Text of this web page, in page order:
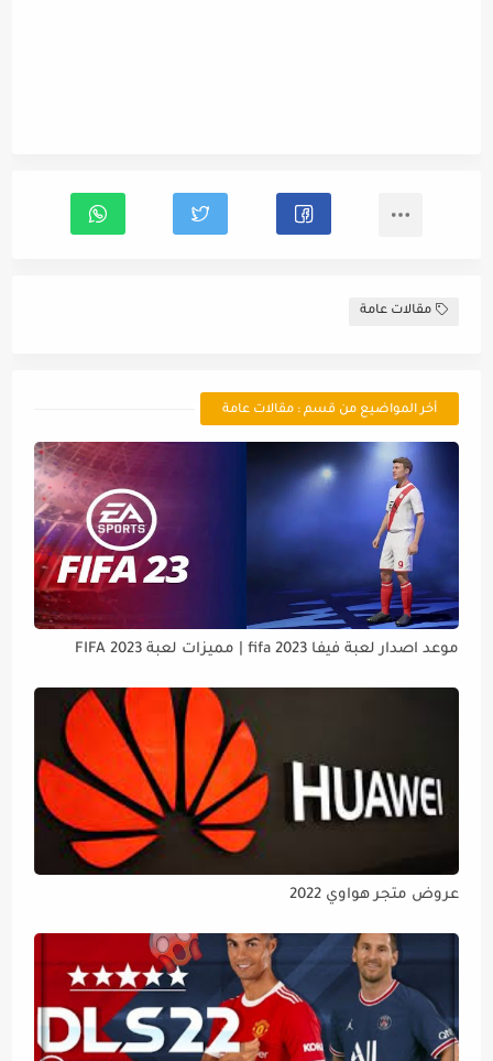
مقالات عامة
أخر المواضيع من قسم : مقالات عامة
موعد اصدار لعبة فيفا 2023 fifa | مميزات لعبة FIFA 2023
عروض متجر هواوي 2022